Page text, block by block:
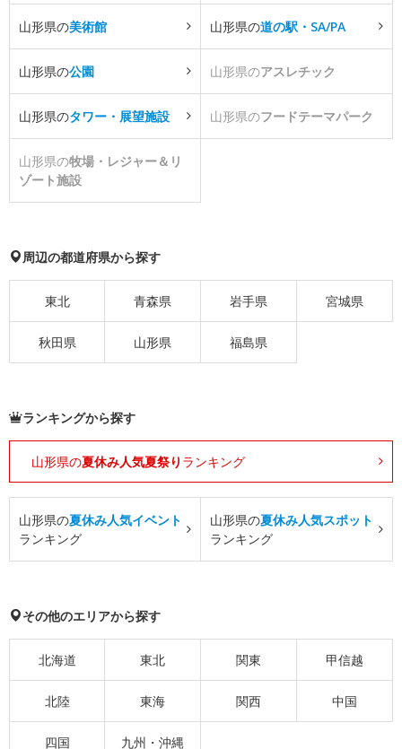
山形県の美術館 山形県の道の駅・SA/PA
山形県の公園 山形県のアスレチック
山形県のタワー・展望施設 山形県のフードテーマパーク
山形県の牧場・レジャー＆リ
ゾート施設
周辺の都道府県から探す
東北 青森県 岩手県 宮城県
秋田県 山形県 福島県
ランキングから探す
山形県の夏休み人気夏祭り ランキング
山形県の夏休み人気イベント
ランキング
山形県の夏休み人気スポット
ランキング
その他のエリアから探す
北海道 東北 関東 甲信越
北陸 東海 関西 中国
四国 九州・沖縄